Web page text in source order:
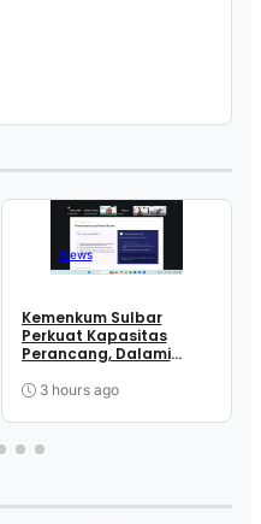
News
Kemenkum Sulbar
Perkuat Kapasitas
Perancang, Dalami
Pengundangan
3 hours ago